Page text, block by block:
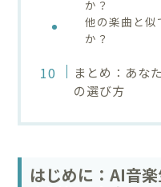
か？
他の楽曲と似
か？
まとめ：あな
の選び方
はじめに：AI音